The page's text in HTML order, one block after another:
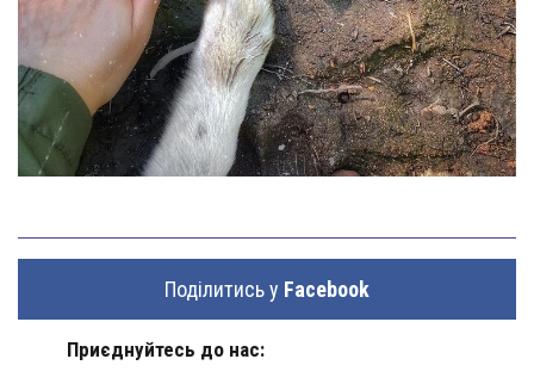
Поділитись у Facebook
Приєднуйтесь до нас: